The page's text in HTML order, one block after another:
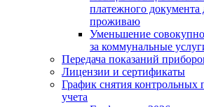
платежного документа
проживаю
Уменьшение
за коммунальные
Передача показаний
Лицензии и сертификаты
График снятия контрольных
учета